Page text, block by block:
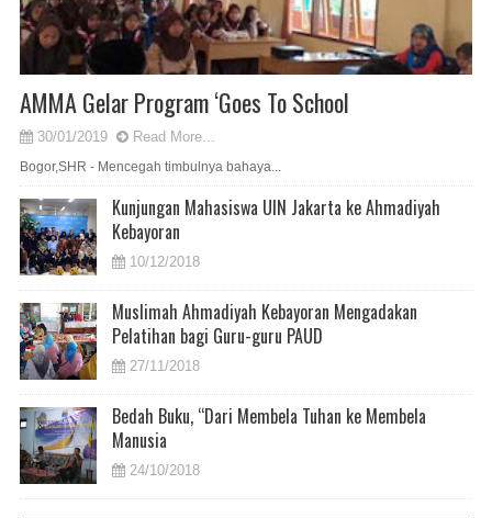
AMMA Gelar Program ‘Goes To School
30/01/2019 Read More...
Bogor,SHR - Mencegah timbulnya bahaya...
Kunjungan Mahasiswa UIN Jakarta ke Ahmadiyah
Kebayoran
10/12/2018
Muslimah Ahmadiyah Kebayoran Mengadakan
Pelatihan bagi Guru-guru PAUD
27/11/2018
Bedah Buku, “Dari Membela Tuhan ke Membela
Manusia
24/10/2018